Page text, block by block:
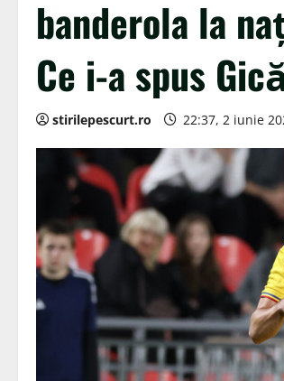
banderola la
Ce i-a spus
stirilepescurt.ro 22:37, 2 iunie